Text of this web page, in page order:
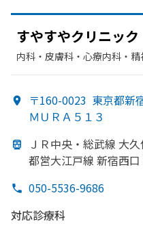
すやすやクリニック
内科・​皮膚科・​心療内科・​
〒160-0023 東京都新
ＭＵＲＡ５１３
ＪＲ中央・総武線 大
都営大江戸線 新宿西
050-5536-9686
対応診療科